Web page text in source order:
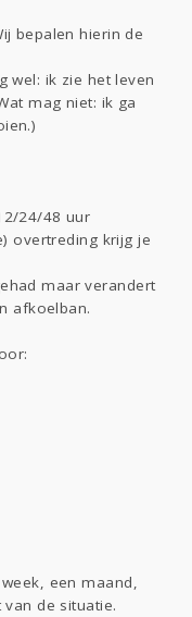
bepalen hierin de
wel: ik zie het leven
mag niet: ik ga
24/48 uur
overtreding krijg je
maar verandert
afkoelban.
een maand,
de situatie.